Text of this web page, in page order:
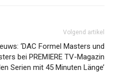
Volgend artikel
‘DAC Formel Masters und
bei PREMIERE TV-Magazin
Serien mit 45 Minuten Länge’